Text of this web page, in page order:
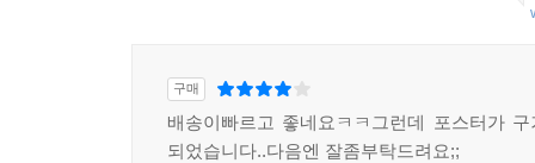
구매
배송이빠르고 좋네요ㅋㅋ그런데 포스터가
되었습니다..다음엔 잘좀부탁드려요;;